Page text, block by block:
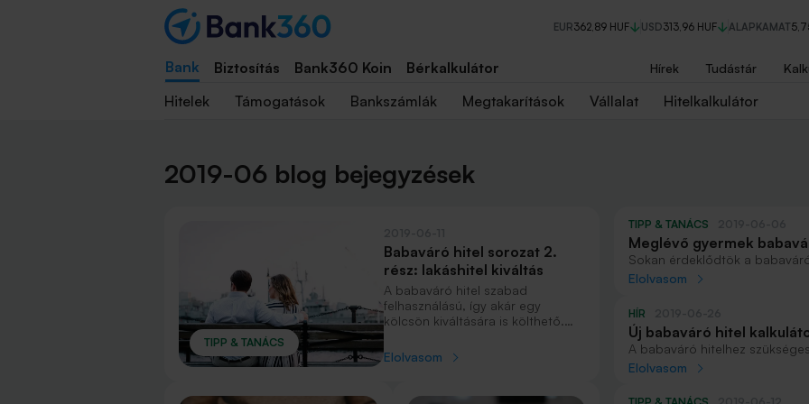
EUR362,89 HUF USD313,96 HUF ALAPKAMAT
Bank Biztosítás Bank360 Koin Bérkalkulátor Hírek Tudástár
Hitelek
Támogatások Bankszámlák Megtakarítások Vállalat Hitelkalkulátor
2019-06 blog bejegyzések
TIPP & TANÁCS
Babaváró hitel sorozat 2.
rész: lakáshitel kiváltás
A babaváró hitel szabad
felhasználású, így akár egy
kölcsön kiváltására is költhető.
a meglévő lakáshitelt?
Elolvasom
TIPP & TANÁCS
Meglévő gyermek
ok
Sokan érdeklődtök a
kalkulátorunk mellett elindítjuk
helyzet a már meglévő
Elolvasom
HÍR
Új babaváró hitel
A babaváró hitelhez
eltérhet. Egy helyen
kattintással megtudhatod,
Elolvasom